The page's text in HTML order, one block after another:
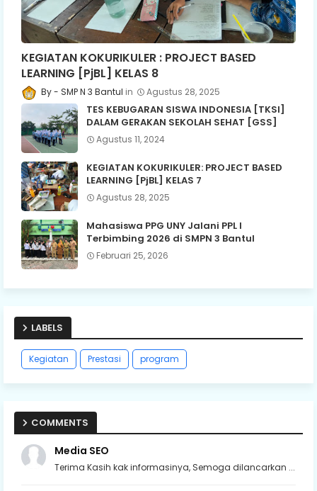
KEGIATAN KOKURIKULER : PROJECT BASED
LEARNING [PjBL] KELAS 8
SMP N 3 Bantul Agustus 28, 2025
TES KEBUGARAN SISWA INDONESIA [TKSI]
DALAM GERAKAN SEKOLAH SEHAT [GSS]
Agustus 11, 2024
KEGIATAN KOKURIKULER: PROJECT BASED
LEARNING [PjBL] KELAS 7
Agustus 28, 2025
Mahasiswa PPG UNY Jalani PPL I
Terbimbing 2026 di SMPN 3 Bantul
Februari 25, 2026
LABELS
Kegiatan Prestasi program
COMMENTS
Media SEO
Terima Kasih kak informasinya, Semoga dilancarkan ...